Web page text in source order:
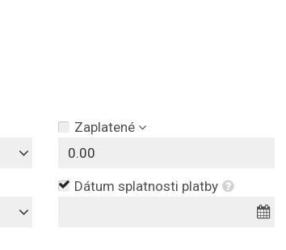
Zaplatené
Dátum splatnosti platby